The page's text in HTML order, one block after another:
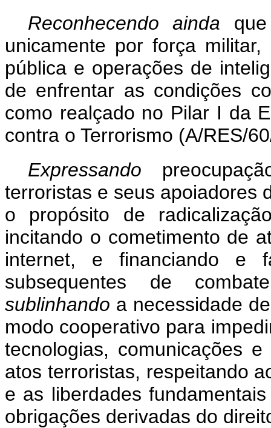
Reconhecendo ainda
unicamente por força
pública e operações de
de enfrentar as condições
como realçado no Pilar I da
contra o Terrorismo (A/RES/
Expressando
terroristas e seus apoiadores
o propósito de
incitando o cometimento de
internet, e financiando e
subsequentes de
sublinhando a necessidade
modo cooperativo para
tecnologias, comunicações
atos terroristas, respeitando
e as liberdades
obrigações derivadas do